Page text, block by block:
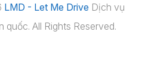
LMD - Let Me Drive Dịch vụ
quốc. All Rights Reserved.